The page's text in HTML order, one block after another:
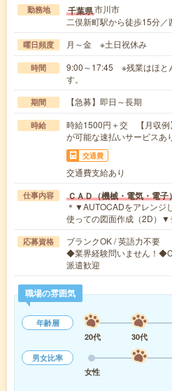
勤務地 千葉県市川市
二俣新町駅から徒歩15分
曜日頻度 月～金 ※土日祝休み
時間
9:00～17:45 ※残業はほと
す。
期間 【急募】即日～長期
時給
時給1500円＋交 【月収
が可能な速払いサービスあ
交通費
交通費支給あり
仕事内容 ＣＡＤ（機械・電気・電子
＊▼AUTOCADをアレンジ
使っての図面作成（2D）
応募資格
ブランクOK / 英語力不要
◆業界経験問いません！
派遣歓迎
職場の雰囲気
年齢層
20代
30代
男女比率
女性